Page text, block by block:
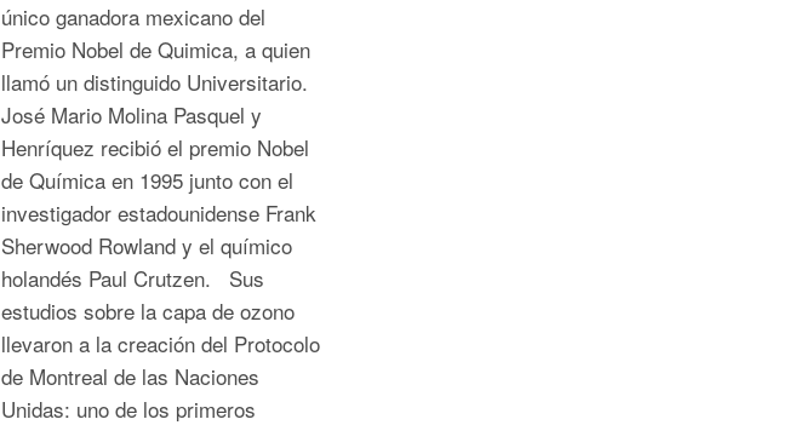
único ganadora mexicano del
Premio Nobel de Quimica, a quien
llamó un distinguido Universitario.
José Mario Molina Pasquel y
Henríquez recibió el premio Nobel
de Química en 1995 junto con el
investigador estadounidense Frank
Sherwood Rowland y el químico
holandés Paul Crutzen. Sus
estudios sobre la capa de ozono
llevaron a la creación del Protocolo
de Montreal de las Naciones
Unidas: uno de los primeros